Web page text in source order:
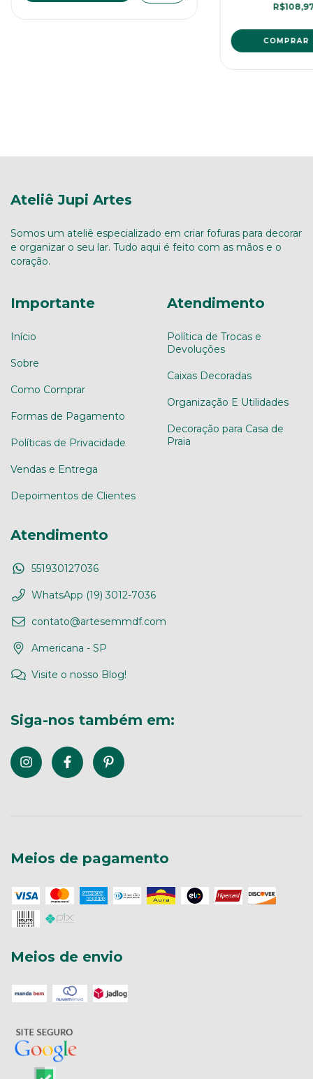
Ateliê Jupi Artes
Somos um ateliê especializado em criar fofuras para decorar
e organizar o seu lar. Tudo aqui é feito com as mãos e o
coração.
Importante
Início
Sobre
Como Comprar
Formas de Pagamento
Políticas de Privacidade
Vendas e Entrega
Depoimentos de Clientes
Atendimento
Política de Trocas e
Devoluções
Caixas Decoradas
Organização E Utilidades
Decoração para Casa de
Praia
Atendimento
551930127036
WhatsApp (19) 3012-7036
contato@artesemmdf.com
Americana - SP
Visite o nosso Blog!
Siga-nos também em:
Meios de pagamento
Meios de envio